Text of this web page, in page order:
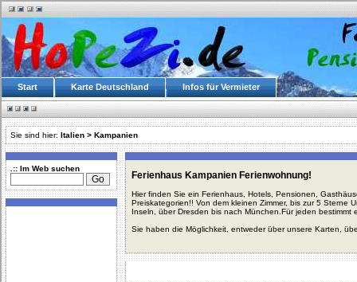
Start Karte Deutschland Infos für Vermieter
Sie sind hier: Italien > Kampanien
.:: Im Web suchen
Ferienhaus Kampanien Ferienwohnung!
Hier finden Sie ein Ferienhaus, Hotels, Pensionen,
Preiskategorien!! Von dem kleinen Zimmer, bis zur 5 Sterne
Inseln, über Dresden bis nach München.Für jeden bestimmt
Sie haben die Möglichkeit, entweder über unsere Karten,